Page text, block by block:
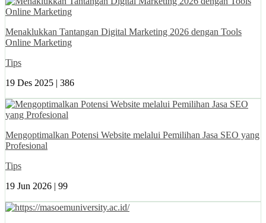
Menaklukkan Tantangan Digital Marketing 2026 dengan Tools
Online Marketing
Tips
19 Des 2025 | 386
Mengoptimalkan Potensi Website melalui Pemilihan Jasa SEO yang
Profesional
Tips
19 Jun 2026 | 99